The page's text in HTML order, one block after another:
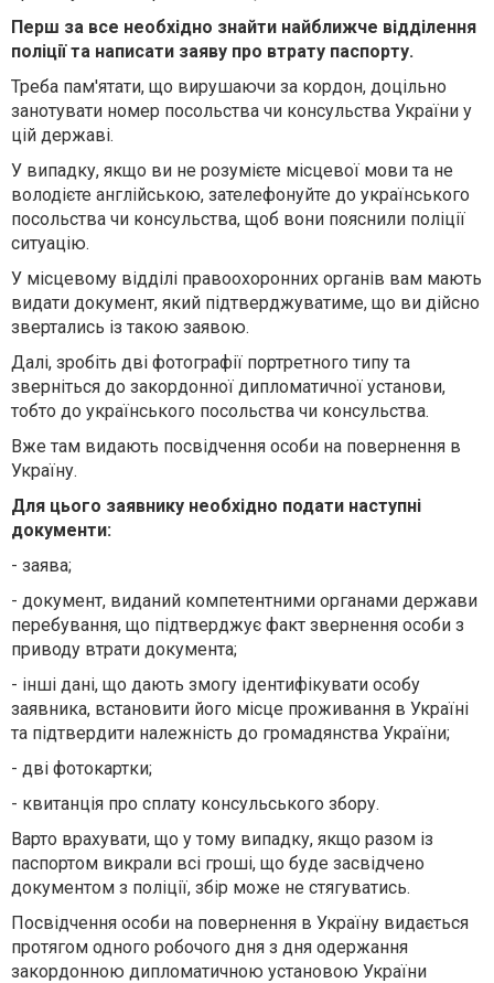
Перш за все необхідно знайти найближче відділення
поліції та написати заяву про втрату паспорту.
Треба пам'ятати, що вирушаючи за кордон, доцільно
занотувати номер посольства чи консульства України у
цій державі.
У випадку, якщо ви не розумієте місцевої мови та не
володієте англійською, зателефонуйте до українського
посольства чи консульства, щоб вони пояснили поліції
ситуацію.
У місцевому відділі правоохоронних органів вам мають
видати документ, який підтверджуватиме, що ви дійсно
звертались із такою заявою.
Далі, зробіть дві фотографії портретного типу та
зверніться до закордонної дипломатичної установи,
тобто до українського посольства чи консульства.
Вже там видають посвідчення особи на повернення в
Україну.
Для цього заявнику необхідно подати наступні
документи:
- заява;
- документ, виданий компетентними органами держави
перебування, що підтверджує факт звернення особи з
приводу втрати документа;
- інші дані, що дають змогу ідентифікувати особу
заявника, встановити його місце проживання в Україні
та підтвердити належність до громадянства України;
- дві фотокартки;
- квитанція про сплату консульського збору.
Варто врахувати, що у тому випадку, якщо разом із
паспортом викрали всі гроші, що буде засвідчено
документом з поліції, збір може не стягуватись.
Посвідчення особи на повернення в Україну видається
протягом одного робочого дня з дня одержання
закордонною дипломатичною установою України